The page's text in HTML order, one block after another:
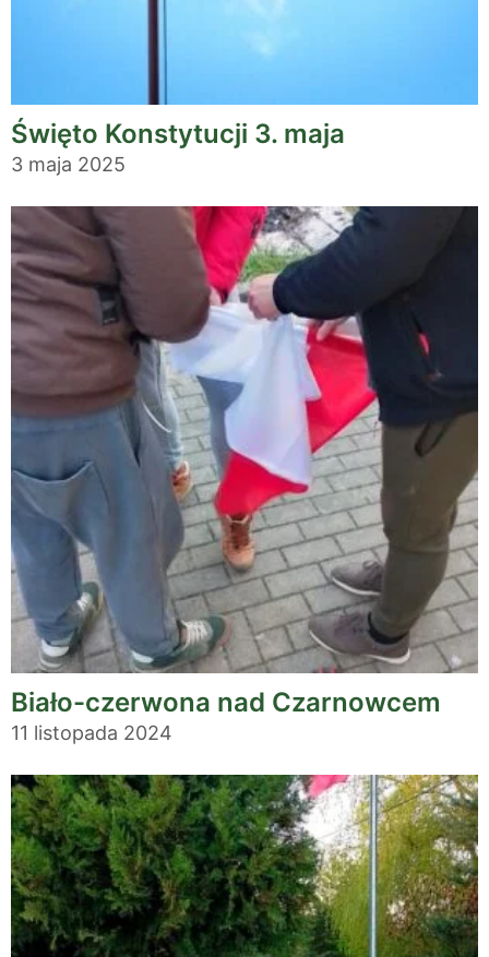
Święto Konstytucji 3. maja
3 maja 2025
Biało-czerwona nad Czarnowcem
11 listopada 2024